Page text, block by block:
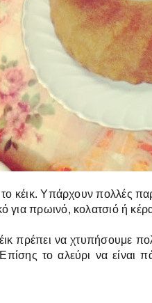
κέικ. Υπάρχουν πολλές
για πρωινό, κολατσιό ή
πρέπει να χτυπήσουμε
το αλεύρι να είναι